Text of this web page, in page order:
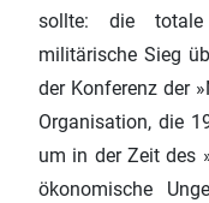
sollte: die
militärische Sieg
der Konferenz der
Organisation, die
um in der Zeit des
ökonomische